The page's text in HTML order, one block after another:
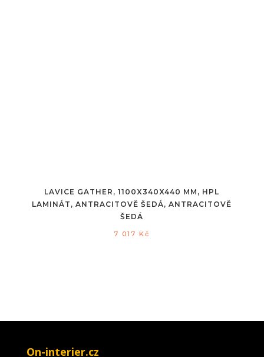
LAVICE GATHER, 1100X340X440 MM, HPL
LAMINÁT, ANTRACITOVĚ ŠEDÁ, ANTRACITOVĚ
ŠEDÁ
7 017 Kč
On-interier.cz